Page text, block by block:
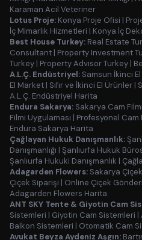
Karaman Acil Veteriner
Lotus Proje: Konya Proje Ofisi |
İç Mimarlık Hizmetleri | Konya İç
Best House Turkey: Real Estate
Consultant | Property Investment
Turkey | Property Advisor Turkey |
A.L.Ç. Endüstriyel: Samsun İkinci El
El Market | Sıfır ve İkinci El Ürünler |
A.L.Ç. Endüstriyel Harita
Endura Sakarya: Sakarya Cam Filmi
Filmi Uygulaması | Profesyonel Cam
Endura Sakarya Harita
Çağlayan Hukuk Danışmanlık:
Danışmanlığı | Şanlıurfa Hukuk
Şanlıurfa Hukuki Danışmanlık |
Adagarden Flowers: Sakarya
Çiçek Siparişi | Online Çiçek
Adagarden Flowers Harita
ANT SKY Tente & Giyotin Cam
Sistemleri | Giyotin Cam Sistemleri |
Balkon Sistemleri | Otomatik Cam
Avukat Beyza Aydeniz Aşgın: